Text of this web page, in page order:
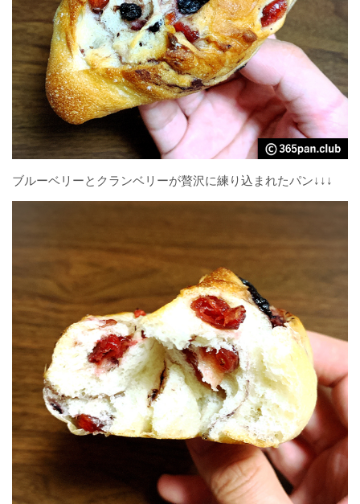
ブルーベリーとクランベリーが贅沢に練り込まれたパン↓↓↓